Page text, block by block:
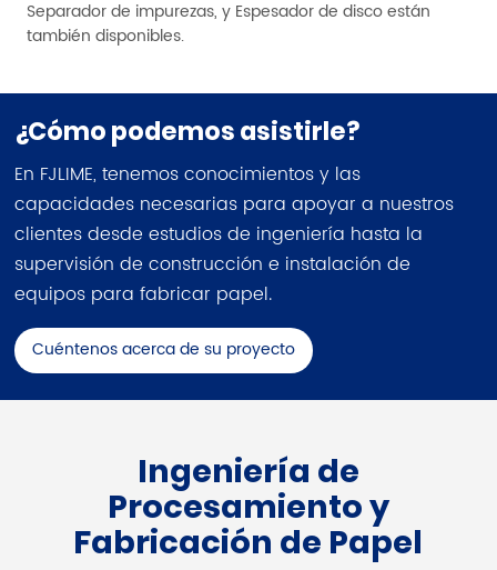
Separador de impurezas, y Espesador de disco están
también disponibles.
¿Cómo podemos asistirle?
En FJLIME, tenemos conocimientos y las
capacidades necesarias para apoyar a nuestros
clientes desde estudios de ingeniería hasta la
supervisión de construcción e instalación de
equipos para fabricar papel.
Cuéntenos acerca de su proyecto
Ingeniería de
Procesamiento y
Fabricación de Papel